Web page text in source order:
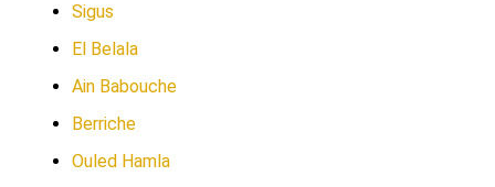
Sigus
El Belala
Ain Babouche
Berriche
Ouled Hamla